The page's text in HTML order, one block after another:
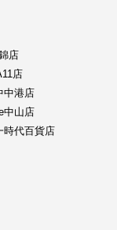
店
店
中港店
中山店
時代百貨店